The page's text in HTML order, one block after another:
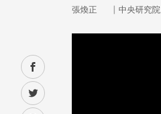
facebook
twitter
張煥正 ｜ 中央研究